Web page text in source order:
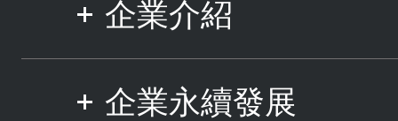
企業介紹
企業永續發展